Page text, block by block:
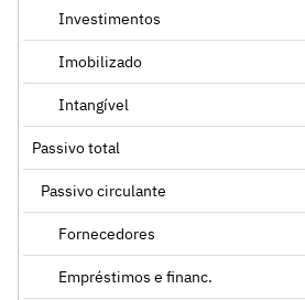
Investimentos
Imobilizado
Intangível
Passivo total
Passivo circulante
Fornecedores
Empréstimos e financ.